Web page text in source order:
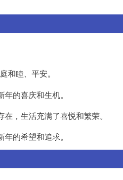
和睦、平安。
的喜庆和生机。
，生活充满了喜悦和繁荣。
的希望和追求。